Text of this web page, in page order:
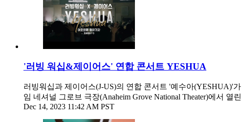
'러빙 워십&제이어스' 연합 콘서트 YESHUA
러빙워십과 제이어스(J-US)의 연합 콘서트 '예수아(YESHUA)'
임 네셔널 그로브 극장(Anaheim Grove National Theater)에서 열린
Dec 14, 2023 11:42 AM PST